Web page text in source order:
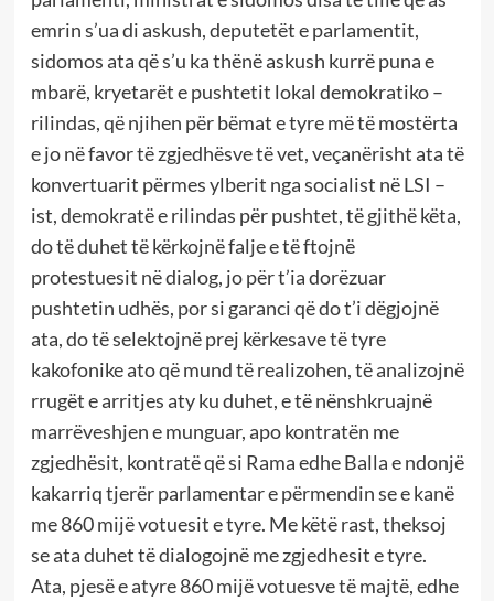
emrin s’ua di askush, deputetët e parlamentit,
sidomos ata që s’u ka thënë askush kurrë puna e
mbarë, kryetarët e pushtetit lokal demokratiko –
rilindas, që njihen për bëmat e tyre më të mostërta
e jo në favor të zgjedhësve të vet, veçanërisht ata të
konvertuarit përmes ylberit nga socialist në LSI –
ist, demokratë e rilindas për pushtet, të gjithë këta,
do të duhet të kërkojnë falje e të ftojnë
protestuesit në dialog, jo për t’ia dorëzuar
pushtetin udhës, por si garanci që do t’i dëgjojnë
ata, do të selektojnë prej kërkesave të tyre
kakofonike ato që mund të realizohen, të analizojnë
rrugët e arritjes aty ku duhet, e të nënshkruajnë
marrëveshjen e munguar, apo kontratën me
zgjedhësit, kontratë që si Rama edhe Balla e ndonjë
kakarriq tjerër parlamentar e përmendin se e kanë
me 860 mijë votuesit e tyre. Me këtë rast, theksoj
se ata duhet të dialogojnë me zgjedhesit e tyre.
Ata, pjesë e atyre 860 mijë votuesve të majtë, edhe